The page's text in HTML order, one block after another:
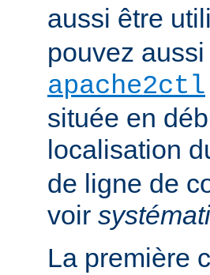
aussi être
pouvez
apache2ctl
située en
localisation
de ligne de
voir
La première